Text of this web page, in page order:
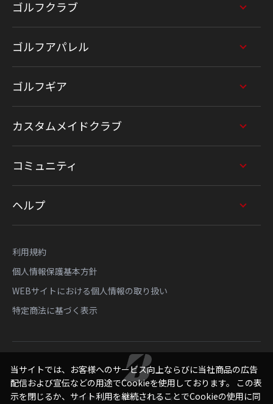
ゴルフクラブ
ゴルフアパレル
ゴルフギア
カスタムメイドクラブ
コミュニティ
ヘルプ
利用規約
個人情報保護基本方針
WEBサイトにおける個人情報の取り扱い
特定商法に基づく表示
Copyright © Bridgestone Sports Sales Japan Co., Ltd.
当サイトでは、お客様へのサービス向上ならびに当社商品の広告
配信および宣伝などの用途でCookieを使用しております。 この表
示を閉じるか、サイト利用を継続されることでCookieの使用に同